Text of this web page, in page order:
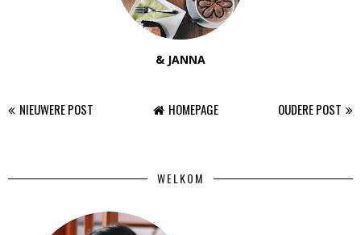
& JANNA
NIEUWERE POST OUDERE POST
HOMEPAGE
WELKOM